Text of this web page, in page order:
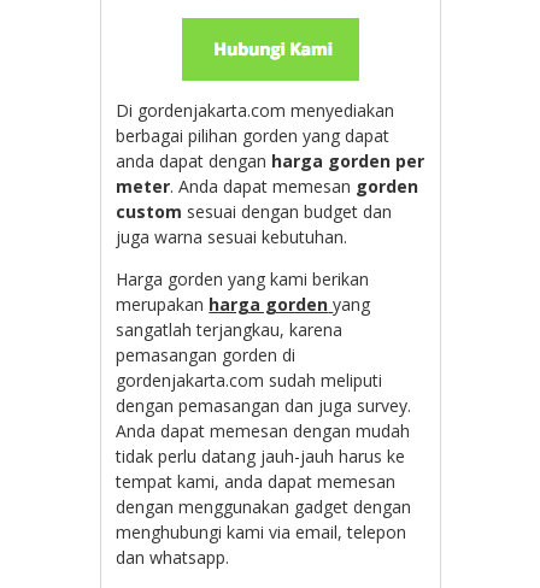
Di gordenjakarta.com menyediakan
berbagai pilihan gorden yang dapat
anda dapat dengan harga gorden per
meter. Anda dapat memesan gorden
custom sesuai dengan budget dan
juga warna sesuai kebutuhan.
Harga gorden yang kami berikan
merupakan harga gorden yang
sangatlah terjangkau, karena
pemasangan gorden di
gordenjakarta.com sudah meliputi
dengan pemasangan dan juga survey.
Anda dapat memesan dengan mudah
tidak perlu datang jauh-jauh harus ke
tempat kami, anda dapat memesan
dengan menggunakan gadget dengan
menghubungi kami via email, telepon
dan whatsapp.